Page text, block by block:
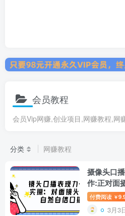
会员教程
会员Vip网赚,创业项目,网赚教程,网
分类 网赚教程
摄像头口
作:正对面
(23节课)
付费阅读 ￥
3月3